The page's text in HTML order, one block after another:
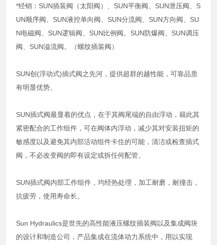
*经销：SUN插装阀（太阳阀）、SUN平衡阀、SUN泄压阀、S
UN顺序阀、SUN液控单向阀、SUN分流阀、SUN方向阀、SU
N电磁阀、SUN逻辑阀、SUN比例阀。SUN防爆阀、SUN调压
阀、SUN溢流阀。（螺纹插装阀）
SUN创(浮动式)插式阀之先河，提供超群的越性能，可靠品质
有明显优势。
SUN插式阀最显着的优点，在于其阀尾端的自由浮动，籍此其
紧密配合的工作组件，可在阀体内浮动，减少其对安装扭矩的
敏感度以及避免其内部活动组件卡住的可能，清洁或检查插式
阀，不必改变阀的即有设定或拆任何配管。
SUN插式阀内部工作组件，均经热处理，加工耐磨，耐撞击，
抗疲劳，使用寿命长。
Sun Hydraulics是世先的高性能液压螺纹插装阀以及集成阀块
的设计和制造公司，产品集成在流体动力系统中，用以实现